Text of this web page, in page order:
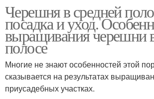
Черешня в средней
посадка и уход.
выращивания черешни
полосе
Многие не знают особенностей этой
сказывается на результатах
приусадебных участках.